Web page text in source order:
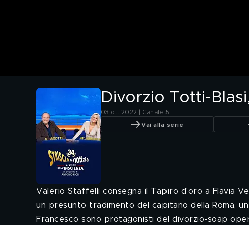
Divorzio Totti-
03 ott 2022 | Canale 5
Vai alla serie
Valerio Staffelli consegna il Tapiro d'oro a Flavia
un presunto tradimento del capitano della Roma,
Francesco sono protagonisti del divorzio-soap